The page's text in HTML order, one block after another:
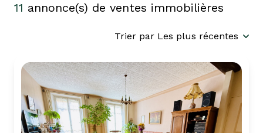
PRO
GÉRER
CONCIERGERIE
CHASSEUR
11 annonce(s) de ventes immobilières
Trier par Les plus récentes